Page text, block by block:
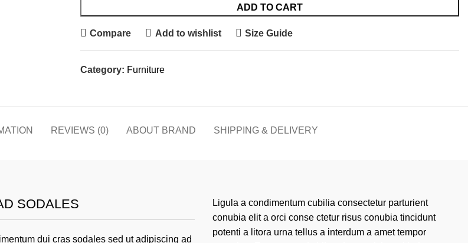
ADD TO CART
Compare Add to wishlist Size Guide
Category: Furniture
REVIEWS (0) ABOUT BRAND SHIPPING & DELIVERY
SODALES
dui cras sodales sed ut adipiscing ad
Ligula a condimentum cubilia consectetur parturient
conubia elit a orci conse ctetur risus conubia tincidunt
potenti a litora urna tellus a interdum a amet tempor